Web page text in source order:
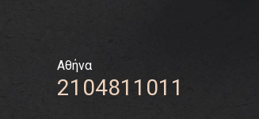
Αθήνα
2104811011